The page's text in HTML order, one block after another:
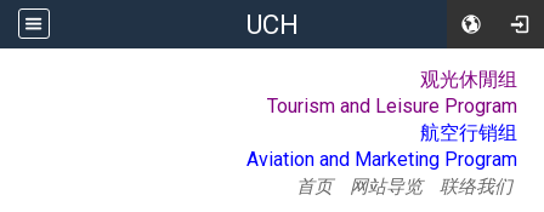
UCH
:::
观光休閒组
Tourism and Leisure Program
航空行销组
Aviation and Marketing Program
首页 网站导览 联络我们